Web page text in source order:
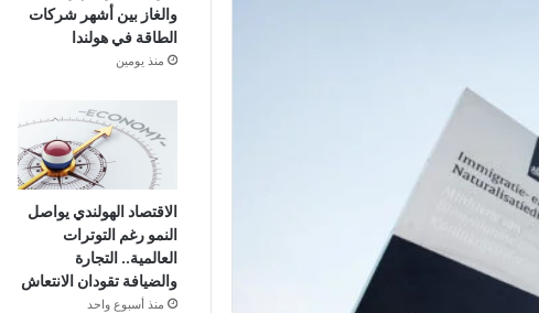
والغاز بين أشهر شركات
الطاقة في هولندا
منذ يومين
الاقتصاد الهولندي يواصل
النمو رغم التوترات
العالمية.. التجارة
والضيافة تقودان الانتعاش
منذ أسبوع واحد